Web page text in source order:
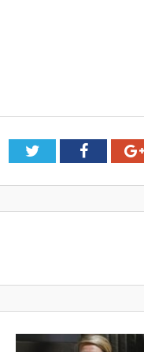
TwitterFacebook